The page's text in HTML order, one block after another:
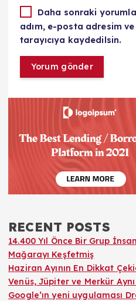
Daha sonraki
adım, e-posta adresim
tarayıcıya kaydedilsin.
RECENT POSTS
14.400 Yıl Önce Bir Grup
Mağarayı Keşfetmiş
Haziran Ayının En Dikkat
Venüs, Jüpiter ve Merkür
Google’ın yeni uygulaması